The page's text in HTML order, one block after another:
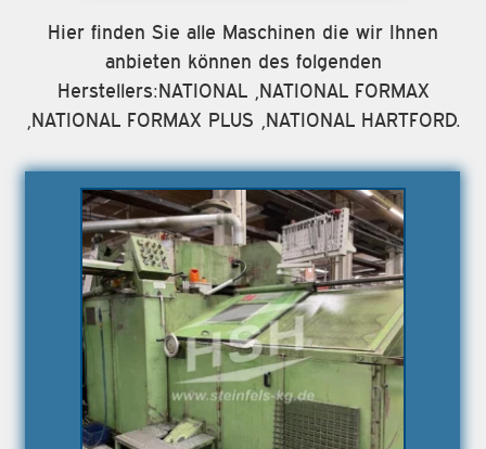
Hier finden Sie alle Maschinen die wir Ihnen
anbieten können des folgenden
Herstellers:NATIONAL ,NATIONAL FORMAX
,NATIONAL FORMAX PLUS ,NATIONAL HARTFORD.